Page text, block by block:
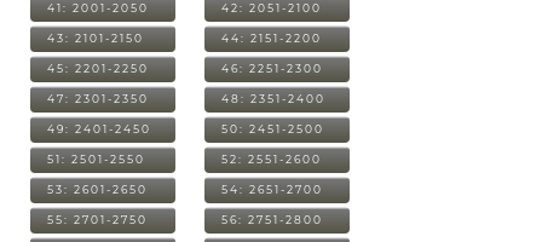
41: 2001-2050 42: 2051-2100
43: 2101-2150 44: 2151-2200
45: 2201-2250 46: 2251-2300
47: 2301-2350 48: 2351-2400
49: 2401-2450 50: 2451-2500
51: 2501-2550 52: 2551-2600
53: 2601-2650 54: 2651-2700
55: 2701-2750 56: 2751-2800